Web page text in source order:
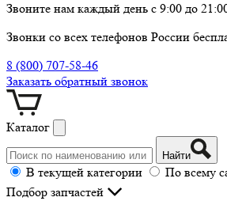
Звоните нам каждый день с 9:00 до
Звонки со всех телефонов России
8 (800) 707-58-46
Заказать обратный звонок
Каталог
Найти
В текущей категории
По всему
Подбор запчастей